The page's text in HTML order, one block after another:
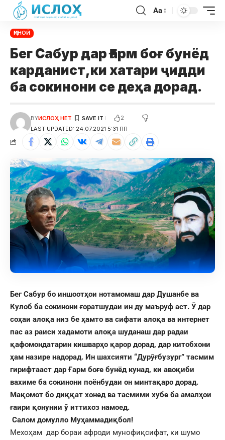
Aa
ҶИНОӢ
Бег Сабур дар Ғарм боғ бунёд
карданист,ки хатари ҷидди
ба сокинони се деҳа дорад.
LAST UPDATED: 24.07.2021 5:31 ПП
BYИСЛОҲ НЕТ 2
Бег Сабур бо иншоотҳои нотамомаш дар Душанбе ва
Кулоб ба сокинони ғоратшудаи ин ду маъруф аст. Ӯ дар
соҳаи алоқа низ бе ҳамто ва сифати алоқа ва интернет
пас аз раиси хадамоти алоқа шуданаш дар радаи
қафомондатарин кишварҳо қарор дорад, дар китобхони
ҳам назире надорад. Ин шахсияти “Дурӯғбузург” тасмим
гирифтааст дар Ғарм боғе бунёд кунад, ки авоқиби
вахиме ба сокинони поёнбудаи он минтақаро дорад.
Мақомот бо диққат хонед ва тасмими хубе ба амалҳои
ғаири қонунии ӯ иттихоз намоед.
Салом домулло Муҳаммадиқбол!
Мехоҳам дар бораи афроди мунофиқсифат, ки шумо